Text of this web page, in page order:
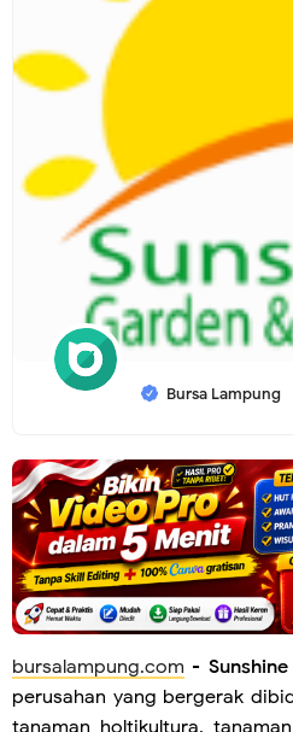
Bursa Lampung
bursalampung.com -
perusahan yang bergerak
tanaman holtikultura,